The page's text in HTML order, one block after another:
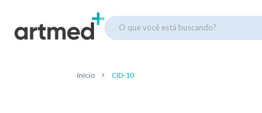
O que você está buscando?
Início CID-10